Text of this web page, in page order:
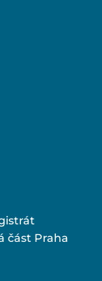
část Praha